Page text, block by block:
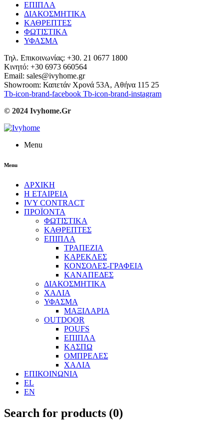
ΕΠΙΠΛΑ
ΔΙΑΚΟΣΜΗΤΙΚΑ
ΚΑΘΡΕΠΤΕΣ
ΦΩΤΙΣΤΙΚΑ
ΥΦΑΣΜΑ
Τηλ. Επικοινωνίας: +30. 21 0677 1800
Κινητό: +30 6973 660564
Email: sales@ivyhome.gr
Showroom: Καπετάν Χρονά 53A, Αθήνα 115 25
Tb-icon-brand-facebook Tb-icon-brand-instagram
© 2024 Ivyhome.Gr
Menu
Menu
ΑΡΧΙΚΗ
Η ΕΤΑΙΡΕΙΑ
IVY CONTRACT
ΠΡΟΪΟΝΤΑ
ΦΩΤΙΣΤΙΚΑ
ΚΑΘΡΕΠΤΕΣ
ΕΠΙΠΛΑ
ΤΡΑΠΕΖΙΑ
ΚΑΡΕΚΛΕΣ
ΚΟΝΣΟΛΕΣ-ΓΡΑΦΕΙΑ
ΚΑΝΑΠΕΔΕΣ
ΔΙΑΚΟΣΜΗΤΙΚΑ
ΧΑΛΙΑ
ΥΦΑΣΜΑ
ΜΑΞΙΛΑΡΙΑ
OUTDOOR
POUFS
ΕΠΙΠΛΑ
ΚΑΣΠΩ
ΟΜΠΡΕΛΕΣ
ΧΑΛΙΑ
ΕΠΙΚΟΙΝΩΝΙΑ
EL
EN
Search for products (0)